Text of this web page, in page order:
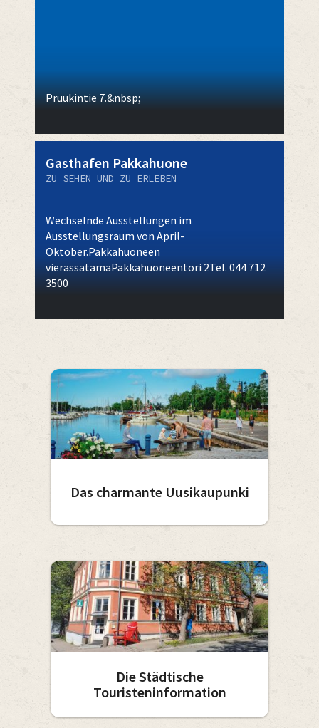
Pruukintie 7.&nbsp;
Gasthafen Pakkahuone
ZU SEHEN UND ZU ERLEBEN
Wechselnde Ausstellungen im
Ausstellungsraum von April-
Oktober.Pakkahuoneen
vierassatamaPakkahuoneentori 2Tel. 044 712
3500
Das charmante Uusikaupunki
Die Städtische
Touristeninformation